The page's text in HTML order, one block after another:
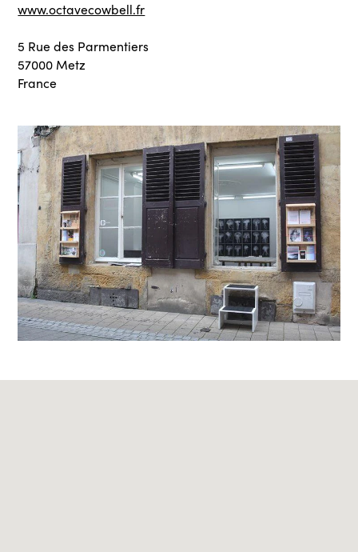
www.octavecowbell.fr
5 Rue des Parmentiers
57000 Metz
France